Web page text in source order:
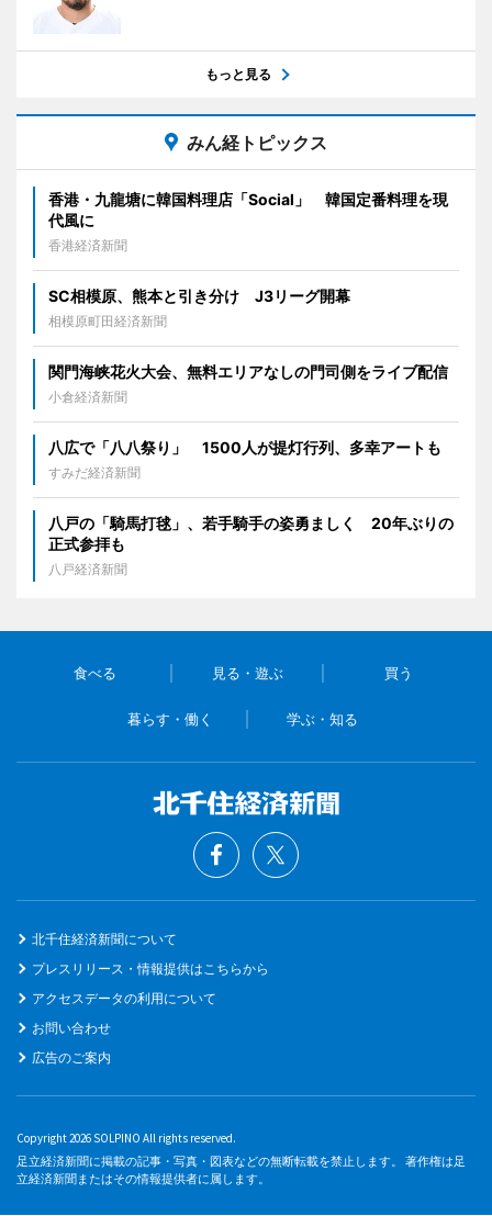
もっと見る
みん経トピックス
香港・九龍塘に韓国料理店「Social」 韓国定番料理を現
代風に
香港経済新聞
SC相模原、熊本と引き分け J3リーグ開幕
相模原町田経済新聞
関門海峡花火大会、無料エリアなしの門司側をライブ配信
小倉経済新聞
八広で「八八祭り」 1500人が提灯行列、多幸アートも
すみだ経済新聞
八戸の「騎馬打毬」、若手騎手の姿勇ましく 20年ぶりの
正式参拝も
八戸経済新聞
食べる 見る・遊ぶ 買う
暮らす・働く 学ぶ・知る
北千住経済新聞について
プレスリリース・情報提供はこちらから
アクセスデータの利用について
お問い合わせ
広告のご案内
Copyright 2026 SOLPINO All rights reserved.
足立経済新聞に掲載の記事・写真・図表などの無断転載を禁止します。 著作権は足
立経済新聞またはその情報提供者に属します。